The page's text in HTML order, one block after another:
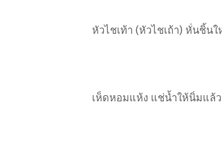
หัวไชเท้า (หัวไชเถ้า) หั่นชิ้น
เห็ดหอมแห้ง แช่น้ำให้นิ่มแล้